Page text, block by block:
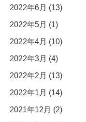
2022年6月 (13)
2022年5月 (1)
2022年4月 (10)
2022年3月 (4)
2022年2月 (13)
2022年1月 (14)
2021年12月 (2)